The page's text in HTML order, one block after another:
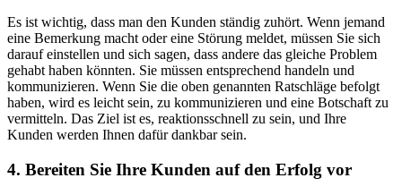
Es ist wichtig, dass man den Kunden ständig zuhört. Wenn jemand
eine Bemerkung macht oder eine Störung meldet, müssen Sie sich
darauf einstellen und sich sagen, dass andere das gleiche Problem
gehabt haben könnten. Sie müssen entsprechend handeln und
kommunizieren. Wenn Sie die oben genannten Ratschläge befolgt
haben, wird es leicht sein, zu kommunizieren und eine Botschaft zu
vermitteln. Das Ziel ist es, reaktionsschnell zu sein, und Ihre
Kunden werden Ihnen dafür dankbar sein.
4. Bereiten Sie Ihre Kunden auf den Erfolg vor